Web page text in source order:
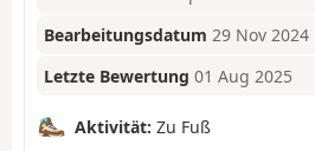
Bearbeitungsdatum 29 Nov 2024
Letzte Bewertung 01 Aug 2025
Aktivität: Zu Fuß